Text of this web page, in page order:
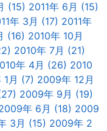
(15) 2011年 6月 (15)
年 3月 (17) 2011年
(16) 2010年 10月
2010年 7月 (21)
年 4月 (26) 2010
1月 (7) 2009年 12月
2009年 9月 (19)
年 6月 (18) 2009
3月 (15) 2009年 2